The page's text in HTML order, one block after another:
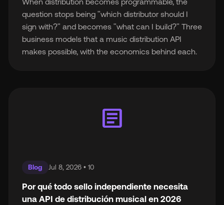
question stops being "which distributor should I
sign with?" and becomes "what can I build?" Three
business models that a music distribution API
makes possible, with the economics behind each.
article
Blog Jul 8, 2026 • 10
Por qué todo sello independiente necesita
una API de distribución musical en 2026